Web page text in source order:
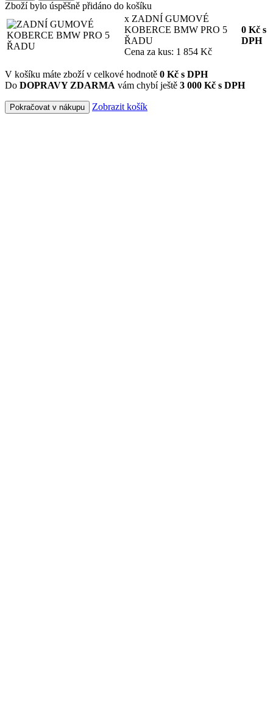
Zboží bylo úspěšně přidáno do košíku
x ZADNÍ GUMOVÉ
KOBERCE BMW PRO 5
ŘADU
Cena za kus: 1 854 Kč
0 Kč s
DPH
V košíku máte zboží v celkové hodnotě 0 Kč s DPH
Do DOPRAVY ZDARMA vám chybí ještě 3 000 Kč s DPH
Pokračovat v nákupu Zobrazit košík